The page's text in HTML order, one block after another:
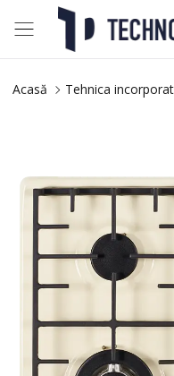
Acasă Tehnica